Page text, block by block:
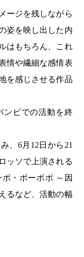
ージを残しながら
姿を映し出した内
はもちろん、これ
情や繊細な感情表
を感じさせる作品
ンビでの活動を終
、6月12日から21
ッソで上演される
・ボーボボ ～因
るなど、活動の幅